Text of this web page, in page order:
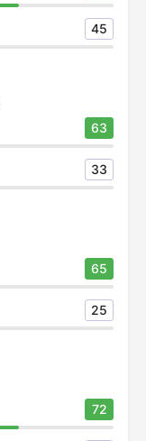
45
63
33
65
25
72